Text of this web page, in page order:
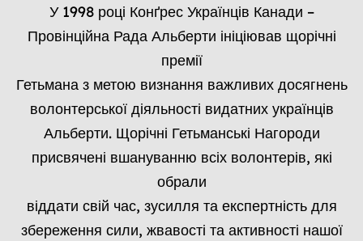
У 1998 році Конґрес Українців Канади –
Провінційна Рада Альберти ініціював щорічні
премії
Гетьмана з метою визнання важливих досягнень
волонтерської діяльності видатних українців
Альберти. Щорічні Гетьманські Нагороди
присвячені вшануванню всіх волонтерів, які
обрали
віддати свій час, зусилля та експертність для
збереження сили, жвавості та активності нашої